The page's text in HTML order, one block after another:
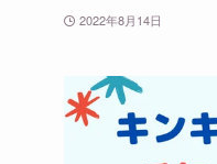
2022年8月14日